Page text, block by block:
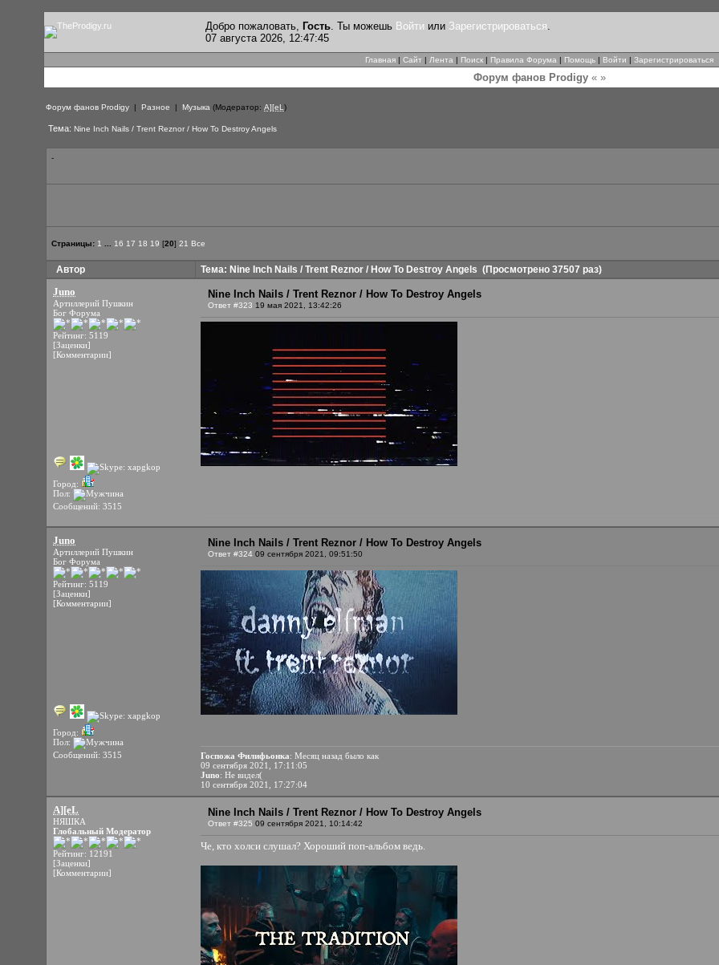
Добро пожаловать, Гость. Ты можешь Войти или Зарегистрироваться.
07 августа 2026, 12:47:45
Главная | Сайт | Лента | Поиск | Правила Форума | Помощь | Войти | Зарегистрироваться
Форум фанов Prodigy« »
Форум фанов Prodigy | Разное | Музыка (Модератор: A][eL )
Тема: Nine Inch Nails / Trent Reznor / How To Destroy Angels
-
Страницы: 1 16 17 18 19 [20] 21 Все
Автор Тема: Nine Inch Nails / Trent Reznor / How To Destroy Angels (Просмотрено 37507 раз)
Juno
Артиллерий Пушкин
Бог Форума
Рейтинг: 5119
[Заценки]
[Комментарии]
Город:
Пол:
Сообщений: 3515
Nine Inch Nails / Trent Reznor / How To Destroy Angels
Ответ #323 19 мая 2021, 13:42:26
Juno
Артиллерий Пушкин
Бог Форума
Рейтинг: 5119
[Заценки]
[Комментарии]
Город:
Пол:
Сообщений: 3515
Nine Inch Nails / Trent Reznor / How To Destroy Angels
Ответ #324 09 сентября 2021, 09:51:50
Госпожа Филифьонка: Месяц назад было как
09 сентября 2021, 17:11:05
Juno: Не видел(
10 сентября 2021, 17:27:04
A][eL
НЯШКА
Глобальный Модератор
Рейтинг: 12191
[Заценки]
[Комментарии]
Nine Inch Nails / Trent Reznor / How To Destroy Angels
Ответ #325 09 сентября 2021, 10:14:42
Че, кто холси слушал? Хороший поп-альбом ведь.